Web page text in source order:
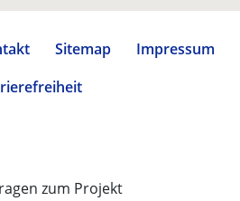
Sitemap Impressum
zum Projekt